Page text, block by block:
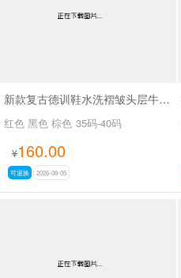
新款复古德训鞋水洗褶皱头层牛皮SA527
红色 黑色 棕色 35码-40码
¥160.00
可退换 2026-08-05